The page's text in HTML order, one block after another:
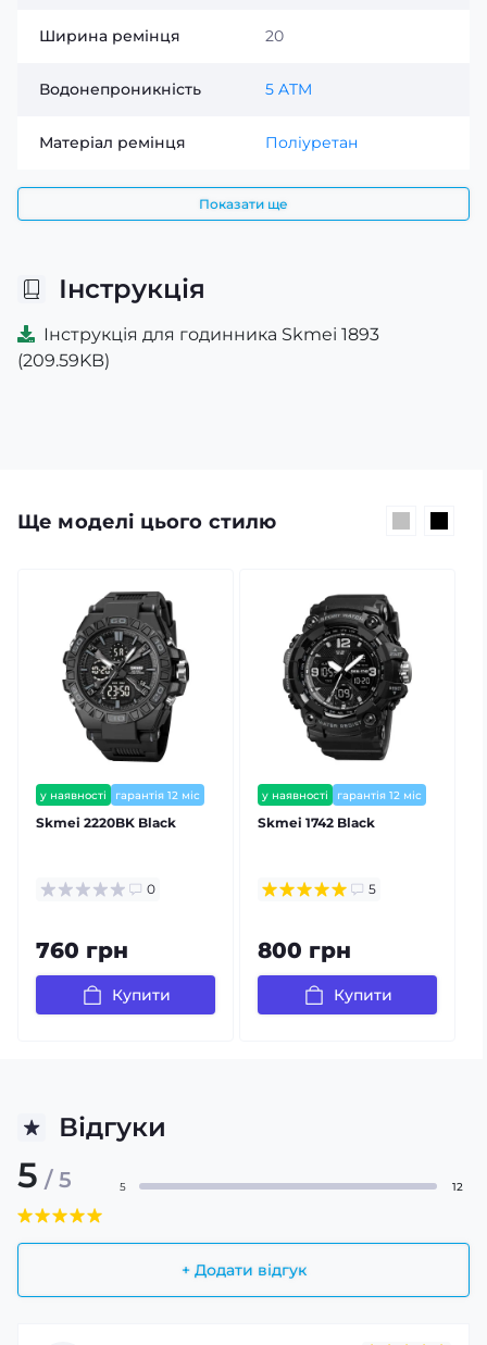
Ширина ремінця 20
Водонепроникність 5 ATM
Матеріал ремінця Поліуретан
Показати ще
Інструкція
Інструкція для годинника Skmei 1893
(209.59KB)
Ще моделі цього стилю
у наявності гарантія 12 міс
Skmei 2220BK Black
0
760 грн
Купити
у наявності гарантія 12 міс
Skmei 1742 Black
5
800 грн
Купити
Відгуки
5 / 5
+ Додати відгук
5 12